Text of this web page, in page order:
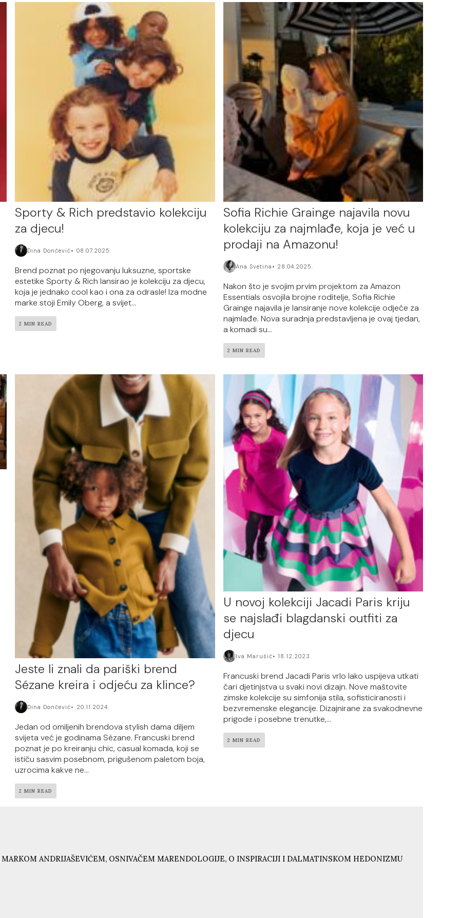
Sporty & Rich predstavio kolekciju
za djecu!
Dina Dončević 08.07.2025.
Brend poznat po njegovanju luksuzne, sportske
estetike Sporty & Rich lansirao je kolekciju za djecu,
koja je jednako cool kao i ona za odrasle! Iza modne
marke stoji Emily Oberg, a svijet...
2 MIN READ
Sofia Richie Grainge najavila novu
kolekciju za najmlađe, koja je već u
prodaji na Amazonu!
Ana Svetina 28.04.2025.
Nakon što je svojim prvim projektom za Amazon
Essentials osvojila brojne roditelje, Sofia Richie
Grainge najavila je lansiranje nove kolekcije odjeće za
najmlađe. Nova suradnja predstavljena je ovaj tjedan,
a komadi su...
2 MIN READ
Jeste li znali da pariški brend
Sézane kreira i odjeću za klince?
Dina Dončević 20.11.2024.
Jedan od omiljenih brendova stylish dama diljem
svijeta već je godinama Sézane. Francuski brend
poznat je po kreiranju chic, casual komada, koji se
ističu sasvim posebnom, prigušenom paletom boja,
uzrocima kakve ne...
2 MIN READ
U novoj kolekciji Jacadi Paris kriju
se najslađi blagdanski outfiti za
djecu
Iva Marušić 18.12.2023.
Francuski brend Jacadi Paris vrlo lako uspijeva utkati
čari djetinjstva u svaki novi dizajn. Nove maštovite
zimske kolekcije su simfonija stila, sofisticiranosti i
bezvremenske elegancije. Dizajnirane za svakodnevne
prigode i posebne trenutke,...
2 MIN READ
MARKOM ANDRIJAŠEVIĆEM, OSNIVAČEM MARENDOLOGIJE, O INSPIRACIJI I DALMATINSKOM HEDONIZMU